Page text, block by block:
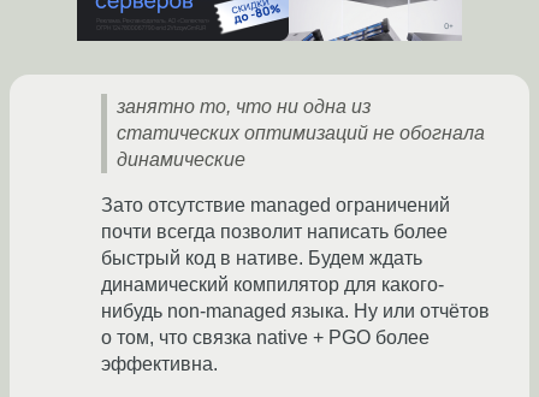
занятно то, что ни одна из
статических оптимизаций не обогнала
динамические
Зато отсутствие managed ограничений
почти всегда позволит написать более
быстрый код в нативе. Будем ждать
динамический компилятор для какого-
нибудь non-managed языка. Ну или отчётов
о том, что связка native + PGO более
эффективна.